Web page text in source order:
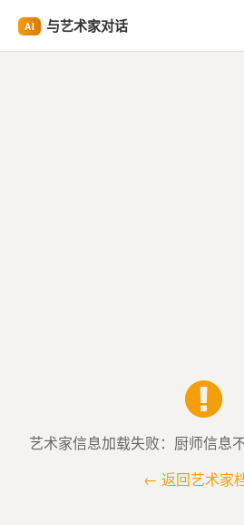
AI 与艺术家对话
艺术家信息加载失败：厨师信息
← 返回艺术家